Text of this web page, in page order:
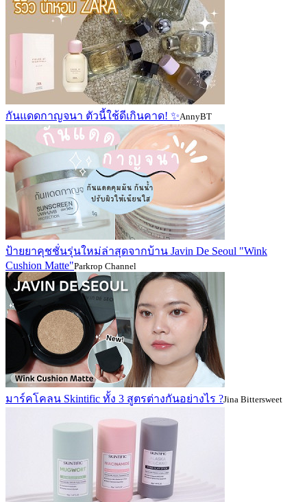
กันแดดกาญจนา ตัวนี้ใช้ดีเกินคาด! ✨️AnnyBT
ป้ายยาคุชชั่นรุ่นใหม่ล่าสุดจากบ้าน Javin De Seoul "Wink
Cushion Matte"Parkrop Channel
มาร์คโคลน Skintific ทั้ง 3 สูตรต่างกันอย่างไร ?Jina Bittersweet